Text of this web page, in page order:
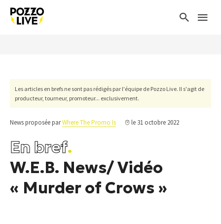
Les articles en brefs ne sont pas rédigés par l'équipe de Pozzo Live. Il s'agit de
producteur, tourneur, promoteur... exclusivement.
News proposée parWhere The Promo Is le 31 octobre 2022
En bref.
W.E.B. News/ Vidéo
« Murder of Crows »